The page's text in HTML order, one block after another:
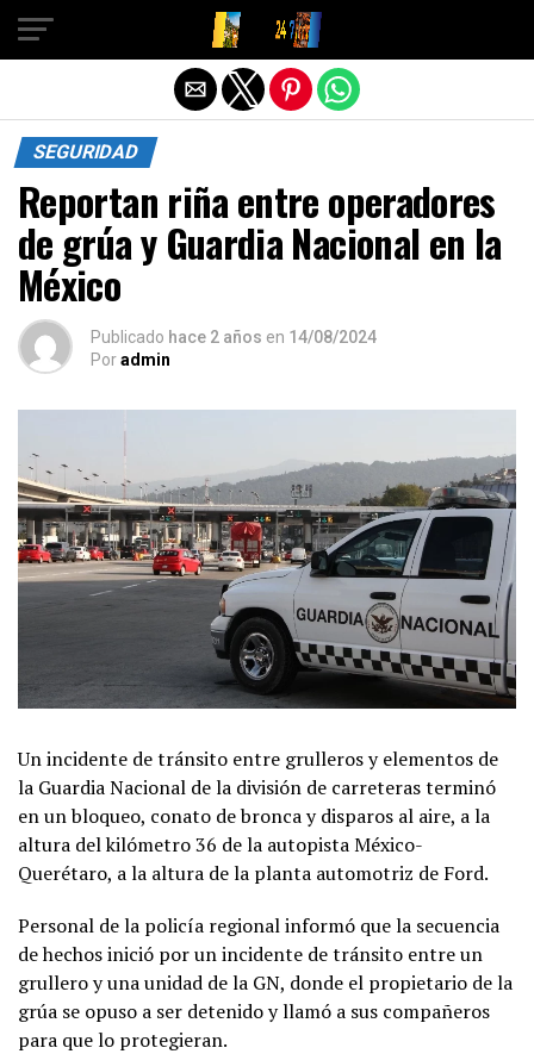
SEGURIDAD
Reportan riña entre operadores
de grúa y Guardia Nacional en la
México
Publicado hace 2 años en 14/08/2024
Poradmin
Un incidente de tránsito entre grulleros y elementos de
la Guardia Nacional de la división de carreteras terminó
en un bloqueo, conato de bronca y disparos al aire, a la
altura del kilómetro 36 de la autopista México-
Querétaro, a la altura de la planta automotriz de Ford.
Personal de la policía regional informó que la secuencia
de hechos inició por un incidente de tránsito entre un
grullero y una unidad de la GN, donde el propietario de la
grúa se opuso a ser detenido y llamó a sus compañeros
para que lo protegieran.
Salir de la versión móvil